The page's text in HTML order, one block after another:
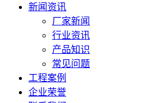
新闻资讯
厂家新闻
行业资讯
产品知识
常见问题
工程案例
企业荣誉